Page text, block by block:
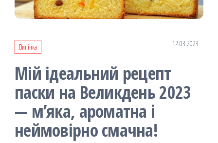
Випічка 12.03.2023
Мій ідеальний рецепт
паски на Великдень 2023
— м’яка, ароматна і
неймовірно смачна!